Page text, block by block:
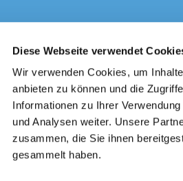
Diese Webseite verwendet
Wir verwenden Cookies, um
anbieten zu können und die
Informationen zu Ihrer
und Analysen weiter. Unsere
zusammen, die Sie ihnen
gesammelt haben.
Katholische